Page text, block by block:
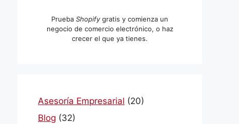
Prueba Shopifygratis y comienza un
negocio de comercio electrónico, o haz
crecer el que ya tienes.
Asesoría Empresarial (20)
Blog (32)